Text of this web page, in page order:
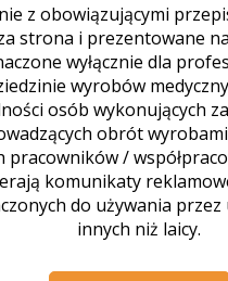
SIMPLIFIED
z obowiązującymi
strona i prezentowane
wyłącznie dla
wyrobów
osób wykonujących
obrót
pracowników /
komunikaty
do używania
innych niż laicy.